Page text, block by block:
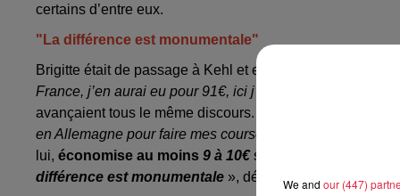
certains d’entre eux.
"La différence est monumentale"
Brigitte était de passage à Kehl et elle en a profité pour
France, j’en aurai eu pour 91€, ici j’en ai eu pour 84 soit
avançaient tous le même discours. Quand Céline
en Allemagne pour faire mes courses dont j’y achète
lui, économise au moins 9 à 10€ sur un plein d’essence.
différence est monumentale », déclare Monique.
We and our (447)